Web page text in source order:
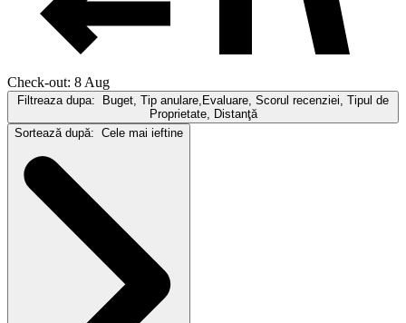
Check-out: 8 Aug
Filtreaza dupa:
Buget, Tip anulare,Evaluare, Scorul recenziei, Tipul de
Proprietate, Distanţă
Sortează după: Cele mai ieftine